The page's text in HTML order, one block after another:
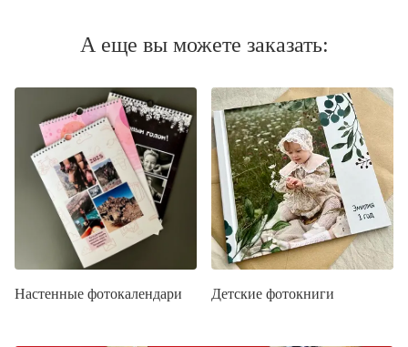
А еще вы можете заказать:
Настенные фотокалендари Детские фотокниги